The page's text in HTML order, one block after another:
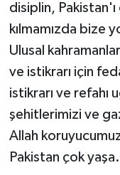
disiplin,
kılmamızda bize
Ulusal
ve istikrarı için
istikrarı ve refahı
şehitlerimizi ve
Allah
Pakistan çok